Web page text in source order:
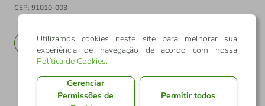
CEP: 91010-003
EN
Utilizamos cookies neste site para melhorar sua
experiência de navegação de acordo com nossa
Política de Cookies.
Gerenciar
Permissões de
Permitir todos